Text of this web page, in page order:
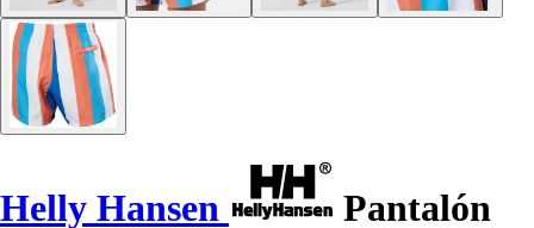
Helly Hansen
Pantalón